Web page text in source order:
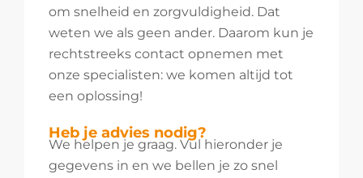
om snelheid en zorgvuldigheid. Dat
weten we als geen ander. Daarom kun je
rechtstreeks contact opnemen met
onze specialisten: we komen altijd tot
een oplossing!
Heb je advies nodig?
We helpen je graag. Vul hieronder je
gegevens in en we bellen je zo snel